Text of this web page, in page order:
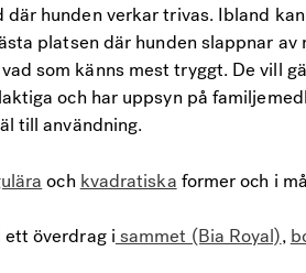
där hunden verkar trivas. Ibland
platsen där hunden slappnar
som känns mest tryggt. De vill
och har uppsyn på
till användning.
och kvadratiska former och i
överdrag i sammet (Bia Royal),